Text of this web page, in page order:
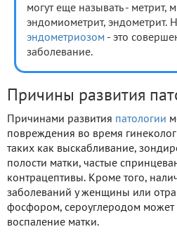
могут еще называть - метрит,
эндомиометрит, эндометрит.
эндометриозом - это
заболевание.
Причины развития
Причинами развития патологии
повреждения во время
таких как выскабливание,
полости матки, частые
контрацептивы. Кроме того,
заболеваний у женщины или
фосфором, сероуглеродом может
воспаление матки.